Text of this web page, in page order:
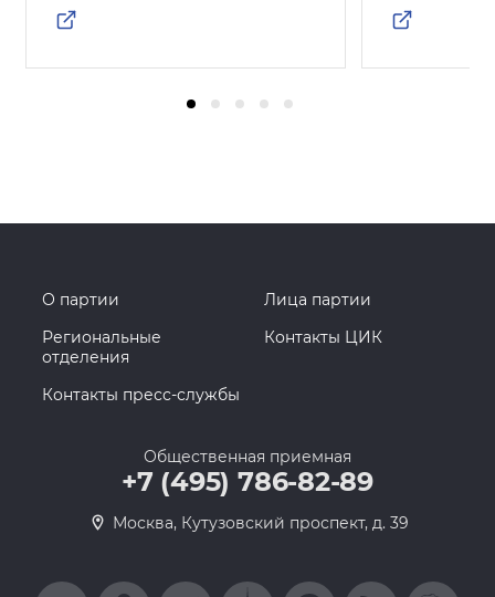
О партии
Лица партии
Региональные
отделения
Контакты ЦИК
Контакты пресс-службы
Общественная приемная
+7 (495) 786-82-89
Москва, Кутузовский проспект, д. 39